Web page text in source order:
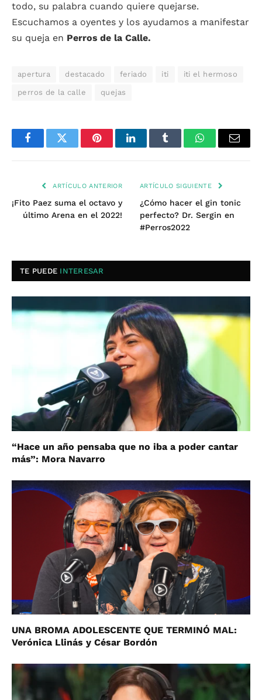
todo, su palabra cuando quiere quejarse.
Escuchamos a oyentes y los ayudamos a manifestar
su queja en Perros de la Calle.
apertura destacado feriado iti iti el hermoso
perros de la calle quejas
FacebookTwitter PinterestLinkedInTumblr WhatsAppEmail
ARTÍCULO ANTERIOR
¡Fito Paez suma el octavo y
último Arena en el 2022!
ARTÍCULO SIGUIENTE
¿Cómo hacer el gin tonic
perfecto? Dr. Sergin en
#Perros2022
TE PUEDE INTERESAR
“Hace un año pensaba que no iba a poder cantar
más”: Mora Navarro
UNA BROMA ADOLESCENTE QUE TERMINÓ MAL:
Verónica Llinás y César Bordón